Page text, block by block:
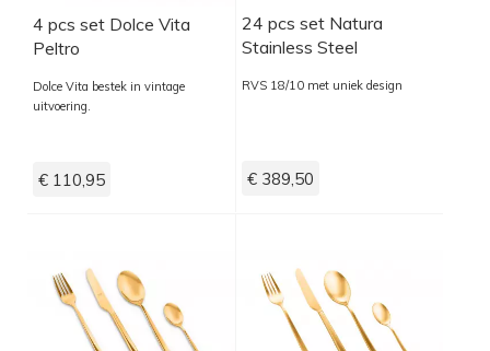
4 pcs set Dolce Vita
Peltro
Dolce Vita bestek in vintage
uitvoering.
€ 110,95
24 pcs set Natura
Stainless Steel
RVS 18/10 met uniek design
€ 389,50